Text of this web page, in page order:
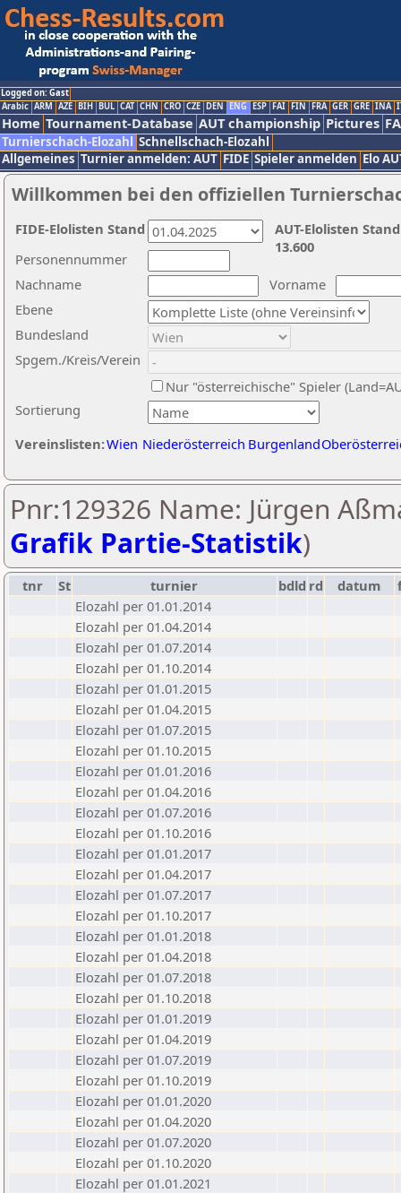
Logged on: Gast
Arabic ARM AZE BIH BUL CAT CHN CRO CZE DEN ENG ESP FAI FIN FRA GER GRE INA
Home Tournament-Database AUT championship Pictures
Turnierschach-Elozahl Schnellschach-Elozahl
Allgemeines Turnier anmelden: AUT FIDE Spieler anmelden Elo
Willkommen bei den offiziellen
Nachname
Vorname
Ebene
Sortierung
Personennummer
Bundesland
Spgem./Kreis/Verein
Nur "österreichische" Spieler
Vereinslisten:Wien Niederösterreich Burgenland
AUT-Elolisten
13.600
FIDE-Elolisten Stand
Pnr:129326 Name: Jürgen
Grafik Partie-Statistik)
tnr St turnier bdld rd datum
Elozahl per 01.01.2014
Elozahl per 01.04.2014
Elozahl per 01.07.2014
Elozahl per 01.10.2014
Elozahl per 01.01.2015
Elozahl per 01.04.2015
Elozahl per 01.07.2015
Elozahl per 01.10.2015
Elozahl per 01.01.2016
Elozahl per 01.04.2016
Elozahl per 01.07.2016
Elozahl per 01.10.2016
Elozahl per 01.01.2017
Elozahl per 01.04.2017
Elozahl per 01.07.2017
Elozahl per 01.10.2017
Elozahl per 01.01.2018
Elozahl per 01.04.2018
Elozahl per 01.07.2018
Elozahl per 01.10.2018
Elozahl per 01.01.2019
Elozahl per 01.04.2019
Elozahl per 01.07.2019
Elozahl per 01.10.2019
Elozahl per 01.01.2020
Elozahl per 01.04.2020
Elozahl per 01.07.2020
Elozahl per 01.10.2020
Elozahl per 01.01.2021